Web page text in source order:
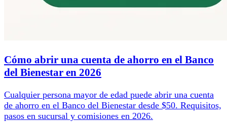
Cómo abrir una cuenta de ahorro en el Banco
del Bienestar en 2026
Cualquier persona mayor de edad puede abrir una cuenta
de ahorro en el Banco del Bienestar desde $50. Requisitos,
pasos en sucursal y comisiones en 2026.